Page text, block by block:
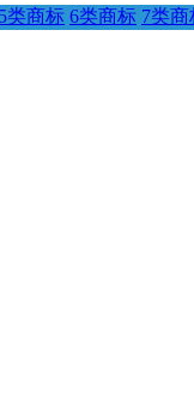
5类商标 6类商标 7类商